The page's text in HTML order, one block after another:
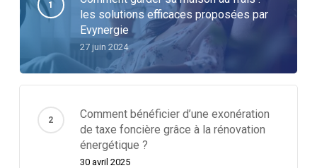
les solutions efficaces proposées par
Evynergie
27 juin 2024
Comment bénéficier d’une exonération
de taxe foncière grâce à la rénovation
énergétique ?
30 avril 2025